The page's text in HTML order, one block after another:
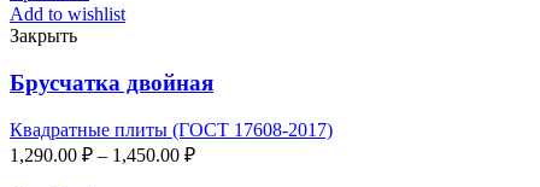
Add to wishlist
Закрыть
Брусчатка двойная
Квадратные плиты (ГОСТ 17608-2017)
1,290.00 ₽ – 1,450.00 ₽